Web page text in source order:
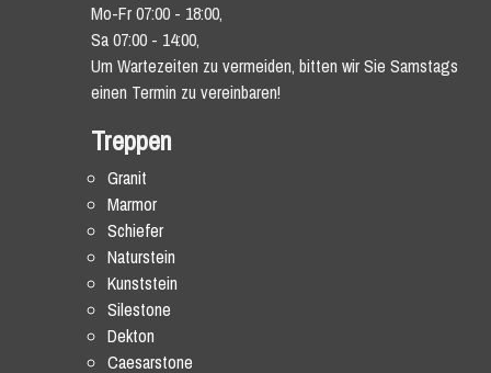
Mo-Fr 07:00 - 18:00,
Sa 07:00 - 14:00,
Um Wartezeiten zu vermeiden, bitten wir Sie Samstags
einen Termin zu vereinbaren!
Treppen
Granit
Marmor
Schiefer
Naturstein
Kunststein
Silestone
Dekton
Caesarstone